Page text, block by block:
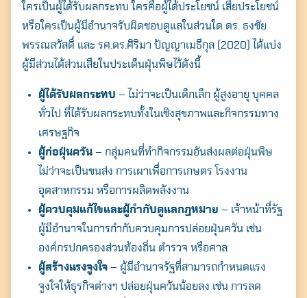
Search
for:
ใครเป็นผู้ได้รับผลกระทบ ใครคือผู้ได้ประโยชน์ เสียประโยชน์
หรือใครเป็นผู้มีอำนาจรับผิดชอบดูแลในส่วนใด ดร. ธงชัย
พรรณสวัสดิ์ และ รศ.ดร.ศิริมา ปัญญาเมธีกุล (2020) ได้แบ่ง
ผู้มีส่วนได้ส่วนเสียในประเด็นฝุ่นพิษไว้ดังนี้
ผู้ได้รับผลกระทบ – ไม่ว่าจะเป็นเด็กเล็ก ผู้สูงอายุ บุคคล
ทั่วไป ที่ได้รับผลกระทบทั้งในเชิงสุขภาพและกิจกรรมทาง
เศรษฐกิจ
ผู้ก่อฝุ่นควัน – กลุ่มคนที่ทำกิจกรรมอันส่งผลต่อฝุ่นพิษ
ไม่ว่าจะเป็นขนส่ง การเผาเพื่อการเกษตร โรงงาน
อุตสาหกรรม หรือการผลิตพลังงาน
ผู้ควบคุมแก้ไขและผู้กำกับดูแลกฎหมาย – เจ้าหน้าที่รัฐ
ผู้มีอำนาจในการกำกับควบคุมการปล่อยฝุ่นควัน เช่น
องค์กรปกครองส่วนท้องถิ่น ตำรวจ หรือศาล
ผู้สร้างแรงจูงใจ – ผู้มีอำนาจรัฐที่สามารถกำหนดแรง
จูงใจให้ธุรกิจต่างๆ ปล่อยฝุ่นควันน้อยลง เช่น การลด